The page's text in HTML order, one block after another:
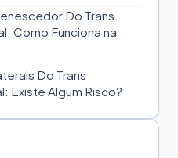
Do Trans
Como Funciona na
Do Trans
Existe Algum Risco?